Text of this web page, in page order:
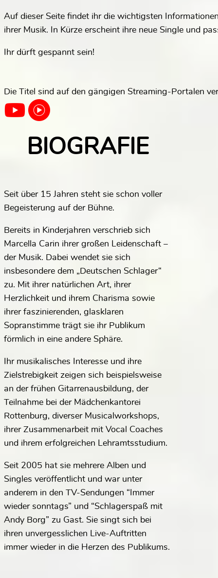
Auf dieser Seite findet ihr die wichtigsten
ihrer Musik. In Kürze erscheint ihre neue Single und
Ihr dürft gespannt sein!
Die Titel sind auf den gängigen Streaming-Portalen
BIOGRAFIE
Seit über 15 Jahren steht sie schon voller
Begeisterung auf der Bühne.
Bereits in Kinderjahren verschrieb sich
Marcella Carin ihrer großen Leidenschaft –
der Musik. Dabei wendet sie sich
insbesondere dem „Deutschen Schlager“
zu. Mit ihrer natürlichen Art, ihrer
Herzlichkeit und ihrem Charisma sowie
ihrer faszinierenden, glasklaren
Sopranstimme trägt sie ihr Publikum
förmlich in eine andere Sphäre.
Ihr musikalisches Interesse und ihre
Zielstrebigkeit zeigen sich beispielsweise
an der frühen Gitarrenausbildung, der
Teilnahme bei der Mädchenkantorei
Rottenburg, diverser Musicalworkshops,
ihrer Zusammenarbeit mit Vocal Coaches
und ihrem erfolgreichen Lehramtsstudium.
Seit 2005 hat sie mehrere Alben und
Singles veröffentlicht und war unter
anderem in den TV-Sendungen “Immer
wieder sonntags” und “Schlagerspaß mit
Andy Borg” zu Gast. Sie singt sich bei
ihren unvergesslichen Live-Auftritten
immer wieder in die Herzen des Publikums.